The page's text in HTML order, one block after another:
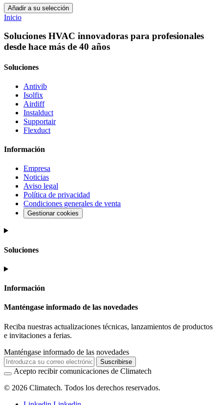
Añadir a su selección
Inicio
Soluciones HVAC innovadoras para profesionales
desde hace más de 40 años
Soluciones
Antivib
Isolfix
Airdiff
Instalduct
Supportair
Flexduct
Información
Empresa
Noticias
Aviso legal
Política de privacidad
Condiciones generales de venta
Gestionar cookies
Soluciones
Información
Manténgase informado de las novedades
Reciba nuestras actualizaciones técnicas, lanzamientos de productos
e invitaciones a ferias.
Manténgase informado de las novedades
Suscribirse
Acepto recibir comunicaciones de Climatech
© 2026 Climatech. Todos los derechos reservados.